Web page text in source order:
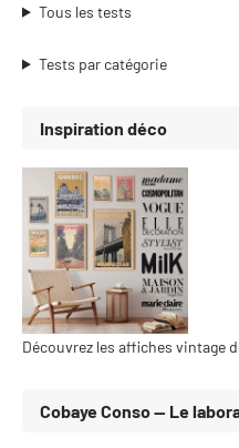
Tous les tests
Tests par catégorie
Inspiration déco
Découvrez les affiches vintage
Cobaye Conso — Le